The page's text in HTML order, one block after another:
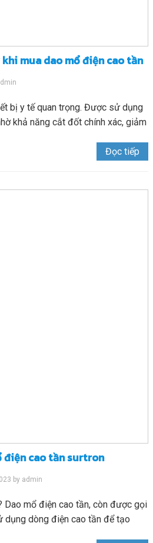
mua dao mổ điện cao tần
bị y tế quan trọng. Được sử dụng
khả năng cắt đốt chính xác, giảm
Đọc tiếp
điện cao tần surtron
by admin
Dao mổ điện cao tần, còn được gọi
dụng dòng điện cao tần để tạo